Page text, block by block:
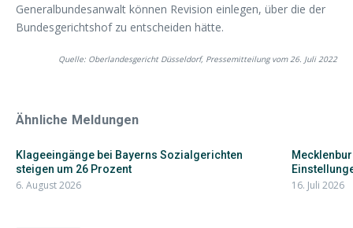
Generalbundesanwalt können Revision einlegen, über die der
Bundesgerichtshof zu entscheiden hätte.
Quelle: Oberlandesgericht Düsseldorf, Pressemitteilung vom 26. Juli 2022
Ähnliche Meldungen
Klageeingänge bei Bayerns Sozialgerichten
steigen um 26 Prozent
6. August 2026 16. Juli 2026